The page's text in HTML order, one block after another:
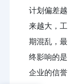
计划偏差越
来越大，工
期混乱，最
终影响的是
企业的信誉